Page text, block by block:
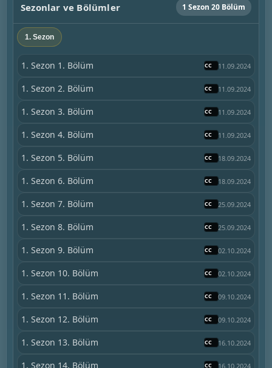
Sezonlar ve Bölümler 1 Sezon 20 Bölüm
1. Sezon
1. Sezon 1. Bölüm 11.09.2024
1. Sezon 2. Bölüm 11.09.2024
1. Sezon 3. Bölüm 11.09.2024
1. Sezon 4. Bölüm 11.09.2024
1. Sezon 5. Bölüm 18.09.2024
1. Sezon 6. Bölüm 18.09.2024
1. Sezon 7. Bölüm 25.09.2024
1. Sezon 8. Bölüm 25.09.2024
1. Sezon 9. Bölüm 02.10.2024
1. Sezon 10. Bölüm 02.10.2024
1. Sezon 11. Bölüm 09.10.2024
1. Sezon 12. Bölüm 09.10.2024
1. Sezon 13. Bölüm 16.10.2024
1. Sezon 14. Bölüm 16.10.2024